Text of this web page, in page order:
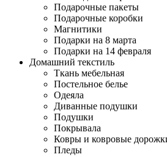
Подарочные пакеты
Подарочные коробки
Магнитики
Подарки на 8 марта
Подарки на 14 февраля
Домашний текстиль
Ткань мебельная
Постельное белье
Одеяла
Диванные подушки
Подушки
Покрывала
Ковры и ковровые
Пледы